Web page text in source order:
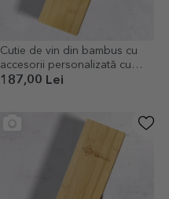
Cutie de vin din bambus cu
accesorii personalizată cu
logo landscape
187,00 Lei